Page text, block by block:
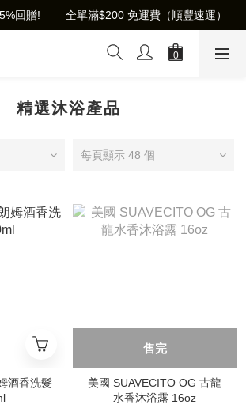
回贈!        全單滿$200 免運費（順豐速運）
精選沐浴產品
每頁顯示 48 個
酒香洗髮
售完
美國 SUAVECITO OG 古龍
水香沐浴露 16oz